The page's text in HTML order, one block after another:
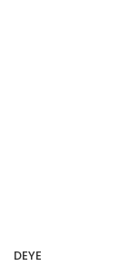
DEYE